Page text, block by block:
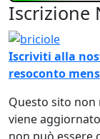
Iscrizione
Immagine
Iscriviti alla
resoconto
Questo sito
viene